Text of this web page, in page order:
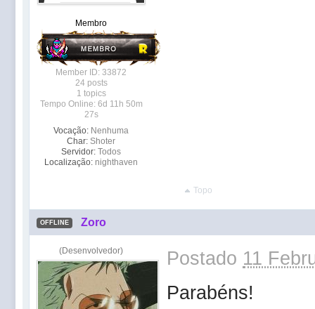
Membro
Member ID: 33872
24 posts
1 topics
Tempo Online: 6d 11h 50m
27s
Vocação: Nenhuma
Char: Shoter
Servidor: Todos
Localização: nighthaven
Topo
OFFLINE Zoro
(Desenvolvedor) Postado 11
Parabéns!